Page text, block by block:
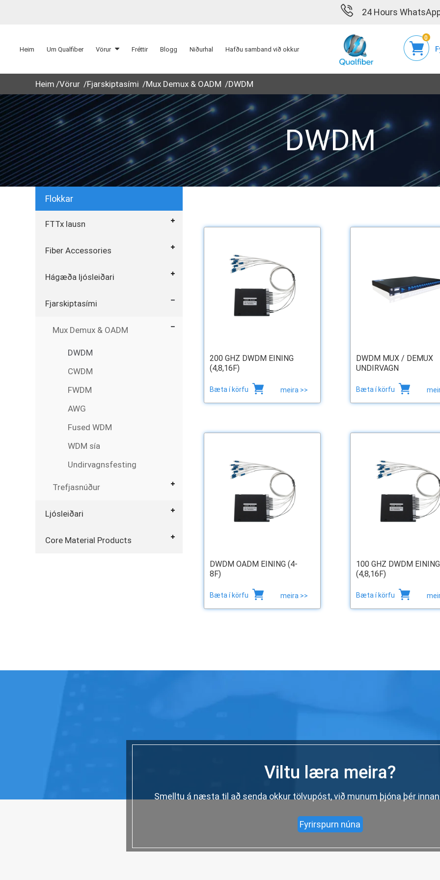
24 Hours
Heim Um Qualfiber Vörur Fréttir Blogg Niðurhal Hafðu samband við okkur
0
Heim Vörur Fjarskiptasími Mux Demux & OADM DWDM
DWDM
Flokkar
FTTx lausn
Fiber Accessories
Hágæða ljósleiðari
Fjarskiptasími
Mux Demux & OADM
DWDM
CWDM
FWDM
AWG
Fused WDM
WDM sía
Undirvagnsfesting
Trefjasnúður
Ljósleiðari
Core Material Products
200 GHZ DWDM EINING
(4,8,16F)
Bæta í körfu meira >>
DWDM MUX / DEMUX
UNDIRVAGN
Bæta í körfu
DWDM OADM EINING (4-
8F)
Bæta í körfu meira >>
100 GHZ DWDM EINING
(4,8,16F)
Bæta í körfu
Viltu læra meira?
Smelltu á næsta til að senda okkur tölvupóst, við munum þjóna þér
Fyrirspurn núna